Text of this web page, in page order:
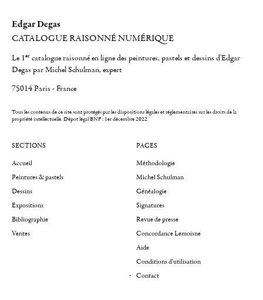
Edgar Degas
CATALOGUE RAISONNÉ NUMÉRIQUE
Le 1er catalogue raisonné en ligne des peintures, pastels et dessins d'Edgar
Degas par Michel Schulman, expert
75014 Paris - France
Tous les contenus de ce site sont protégés par les dispositions légales et réglementaires sur les droits de la
propriété intellectuelle.Dépot légal BNF : 1er décembre 2022
SECTIONS
Accueil
Peintures & pastels
Dessins
Expositions
Bibliographie
Ventes
PAGES
Méthodologie
Michel Schulman
Généalogie
Signatures
Revue de presse
Concordance Lemoisne
Aide
Conditions d'utilisation
Contact